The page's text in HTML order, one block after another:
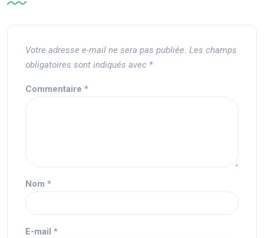
Votre adresse e-mail ne sera pas publiée. Les champs
obligatoires sont indiqués avec *
Commentaire *
Nom *
E-mail *